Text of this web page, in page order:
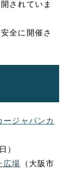
されていま
全に開催さ
ジャパンカ
）
広場 （大阪市